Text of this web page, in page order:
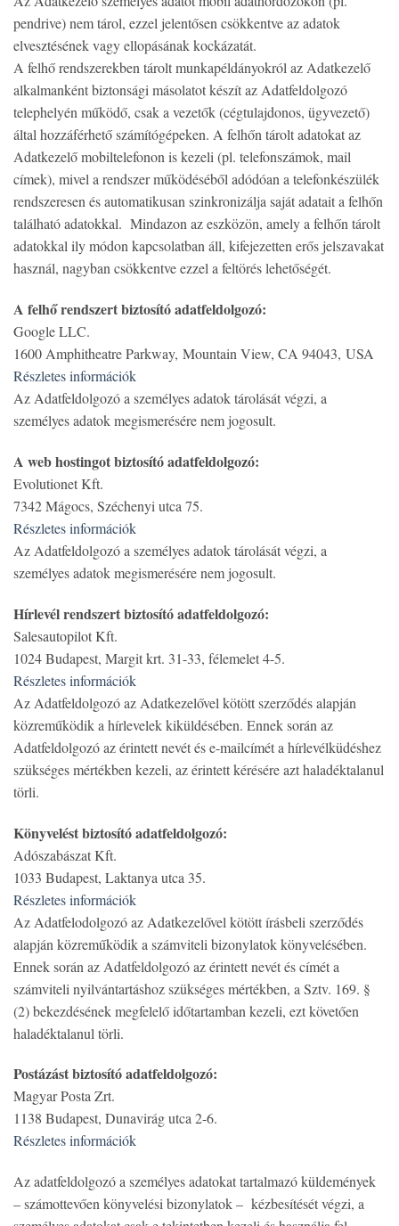
pendrive) nem tárol, ezzel jelentősen csökkentve az adatok
elvesztésének vagy ellopásának kockázatát.
A felhő rendszerekben tárolt munkapéldányokról az Adatkezelő
alkalmanként biztonsági másolatot készít az Adatfeldolgozó
telephelyén működő, csak a vezetők (cégtulajdonos, ügyvezető)
által hozzáférhető számítógépeken. A felhőn tárolt adatokat az
Adatkezelő mobiltelefonon is kezeli (pl. telefonszámok, mail
címek), mivel a rendszer működéséből adódóan a telefonkészülék
rendszeresen és automatikusan szinkronizálja saját adatait a felhőn
található adatokkal. Mindazon az eszközön, amely a felhőn tárolt
adatokkal ily módon kapcsolatban áll, kifejezetten erős jelszavakat
használ, nagyban csökkentve ezzel a feltörés lehetőségét.
A felhő rendszert biztosító adatfeldolgozó:
Google LLC.
1600 Amphitheatre Parkway, Mountain View, CA 94043, USA
Részletes információk
Az Adatfeldolgozó a személyes adatok tárolását végzi, a
személyes adatok megismerésére nem jogosult.
A web hostingot biztosító adatfeldolgozó:
Evolutionet Kft.
7342 Mágocs, Széchenyi utca 75.
Részletes információk
Az Adatfeldolgozó a személyes adatok tárolását végzi, a
személyes adatok megismerésére nem jogosult.
Hírlevél rendszert biztosító adatfeldolgozó:
Salesautopilot Kft.
1024 Budapest, Margit krt. 31-33, félemelet 4-5.
Részletes információk
Az Adatfeldolgozó az Adatkezelővel kötött szerződés alapján
közreműködik a hírlevelek kiküldésében. Ennek során az
Adatfeldolgozó az érintett nevét és e-mailcímét a hírlevélküdéshez
szükséges mértékben kezeli, az érintett kérésére azt haladéktalanul
törli.
Könyvelést biztosító adatfeldolgozó:
Adószabászat Kft.
1033 Budapest, Laktanya utca 35.
Részletes információk
Az Adatfelodolgozó az Adatkezelővel kötött írásbeli szerződés
alapján közreműködik a számviteli bizonylatok könyvelésében.
Ennek során az Adatfeldolgozó az érintett nevét és címét a
számviteli nyilvántartáshoz szükséges mértékben, a Sztv. 169. §
(2) bekezdésének megfelelő időtartamban kezeli, ezt követően
haladéktalanul törli.
Postázást biztosító adatfeldolgozó:
Magyar Posta Zrt.
1138 Budapest, Dunavirág utca 2-6.
Részletes információk
Az adatfeldolgozó a személyes adatokat tartalmazó küldemények
– számottevően könyvelési bizonylatok – kézbesítését végzi, a